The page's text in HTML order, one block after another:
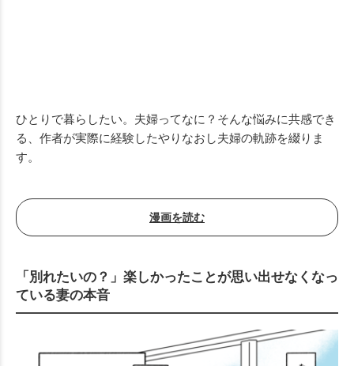
ひとりで暮らしたい。夫婦ってなに？そんな悩みに共感でき
る、作者が実際に経験したやりなおし夫婦の軌跡を綴りま
す。
漫画を読む
「別れたいの？」楽しかったことが思い出せなくなっ
ている妻の本音